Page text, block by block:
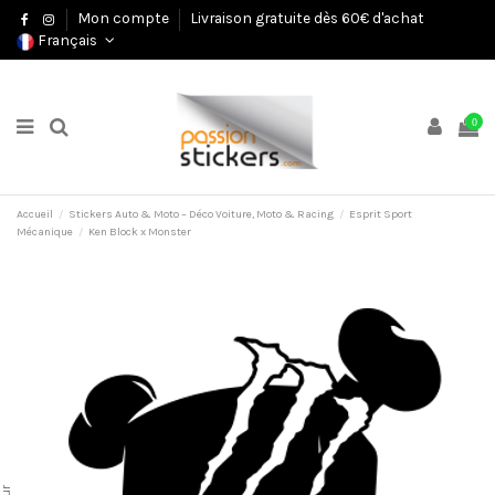
Mon compte
Livraison gratuite dès 60€ d'achat
Français
0
Accueil Stickers Auto & Moto – Déco Voiture, Moto & Racing
Esprit Sport
Mécanique
Ken Block x Monster